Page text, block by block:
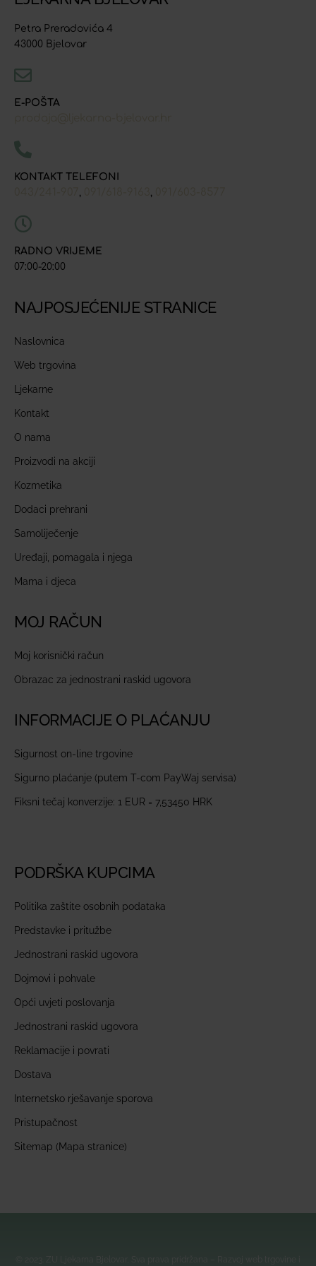
Petra Preradovića 4
43000 Bjelovar
E-POŠTA
KONTAKT TELEFONI
, ,
RADNO VRIJEME
07:00-20:00
NAJPOSJEĆENIJE STRANICE
Naslovnica
Web trgovina
Ljekarne
Kontakt
O nama
Proizvodi na akciji
Kozmetika
Dodaci prehrani
Samoliječenje
Uređaji, pomagala i njega
Mama i djeca
MOJ RAČUN
Moj korisnički račun
Obrazac za jednostrani raskid ugovora
INFORMACIJE O PLAĆANJU
Sigurnost on-line trgovine
Sigurno plaćanje (putem T-com PayWaj servisa)
Fiksni tečaj konverzije: 1 EUR = 7,53450 HRK
PODRŠKA KUPCIMA
Politika zaštite osobnih podataka
Predstavke i pritužbe
Jednostrani raskid ugovora
Dojmovi i pohvale
Opći uvjeti poslovanja
Jednostrani raskid ugovora
Reklamacije i povrati
Dostava
Internetsko rješavanje sporova
Pristupačnost
Sitemap (Mapa stranice)